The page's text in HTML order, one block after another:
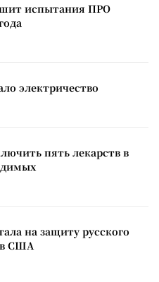
испытания ПРО
электричество
пять лекарств в
на защиту русского
в США